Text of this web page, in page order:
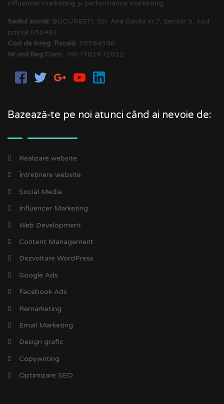
influencer marketing și performance marketing.
Sediul social: BUCURESTI, Str. Ana Davila nr.7, Sector 5, cod
poștal 050491
Cod de înreg. fiscală: 30384396
Nr.ord.Reg.Com.: J40 /7614 /2012
Bazează-te pe noi atunci când ai nevoie de:
Realizare website
Întreținere website
Social Media
Influencer Marketing
Web Development
Content Management
Dezvoltare WordPress
Google Ads
Facebook Ads
Remarketing
Email Marketing
Design grafic
Copywriting
Optimizare SEO